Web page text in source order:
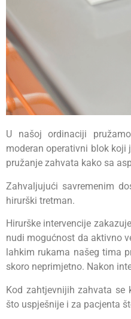
U našoj ordinaciji
moderan operativni blok koji
pružanje zahvata kako sa
Zahvaljujući savremenim
hirurški tretman.
Hirurške intervencije
nudi mogućnost da aktivno
lahkim rukama našeg tima
skoro neprimjetno. Nakon
Kod zahtjevnijih zahvata
što uspješnije i za pacjenta